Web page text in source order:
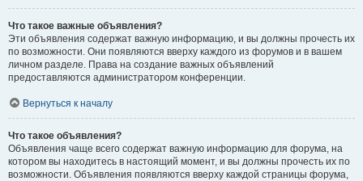
Что такое важные объявления?
Эти объявления содержат важную информацию, и вы должны прочесть их
по возможности. Они появляются вверху каждого из форумов и в вашем
личном разделе. Права на создание важных объявлений
предоставляются администратором конференции.
Вернуться к началу
Что такое объявления?
Объявления чаще всего содержат важную информацию для форума, на
котором вы находитесь в настоящий момент, и вы должны прочесть их по
возможности. Объявления появляются вверху каждой страницы форума,